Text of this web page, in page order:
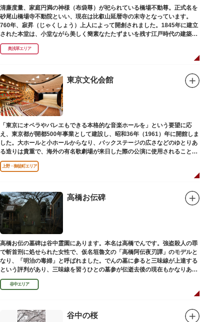
清廉度量、家庭円満の神様（布袋尊）が祀られている橋場不動尊。正式名を
砂尾山橋場寺不動院といい、現在は比叡山延暦寺の末寺となっています。
760年、寂昇（じゃくしょう）上人によって開創されました。1845年に建立
された本堂は、小堂ながら美しく簡素なたたずまいを残す江戸時代の建築様
式です。明治の大火、関東大震災、第二次大戦の戦災でも周辺を災禍から守
ったことから「火伏せの不動尊」とも呼ばれています。
の昔、すぐ近くを流れる隅田川を往来して参拝する人の目印となったのがこ
の銀杏で、今なおそのパワーを授かりに来る人も多いそうです。
また、江戸時代から伝わる布袋尊像が祀られています。その姿は肩に袋がな
くお腹が袋代わりの形をしている珍しいもので、古くから庶民に尊信されて
います。（御開帳期間 1月1日～7日）
奥浅草エリア
東京文化会館
「東京にオペラやバレエもできる本格的な音楽ホールを」という要望に応
え、東京都が開都500年事業として建設し、昭和36年（1961）年に開館しま
した。大ホールと小ホールからなり、バックステージの広さなどのゆとりあ
る造りは貴重で、海外の有名歌劇場が来日した際の公演に使用されることが
多いホールです。
上野・御徒町エリア
高橋お伝碑
高橋お伝の墓碑は谷中霊園にあります。本名は高橋でんです。強盗殺人の罪
で斬首刑に処せられた女性で、仮名垣魯文の「高橋阿伝夜刃譚」のモデルと
なり、「明治の毒婦」と呼ばれました。でんの墓に参ると三味線が上達する
という評判があり、三味線を習うひとの墓参が伝逝去後の現在もかなりある
といわれています。
谷中エリア
谷中の桜